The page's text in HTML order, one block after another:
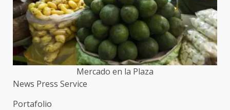
Mercado en la Plaza
News Press Service
Portafolio